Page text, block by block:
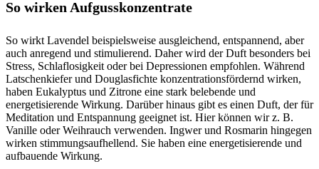
So wirken Aufgusskonzentrate
So wirkt Lavendel beispielsweise ausgleichend, entspannend, aber
auch anregend und stimulierend. Daher wird der Duft besonders bei
Stress, Schlaflosigkeit oder bei Depressionen empfohlen. Während
Latschenkiefer und Douglasfichte konzentrationsfördernd wirken,
haben Eukalyptus und Zitrone eine stark belebende und
energetisierende Wirkung. Darüber hinaus gibt es einen Duft, der für
Meditation und Entspannung geeignet ist. Hier können wir z. B.
Vanille oder Weihrauch verwenden. Ingwer und Rosmarin hingegen
wirken stimmungsaufhellend. Sie haben eine energetisierende und
aufbauende Wirkung.